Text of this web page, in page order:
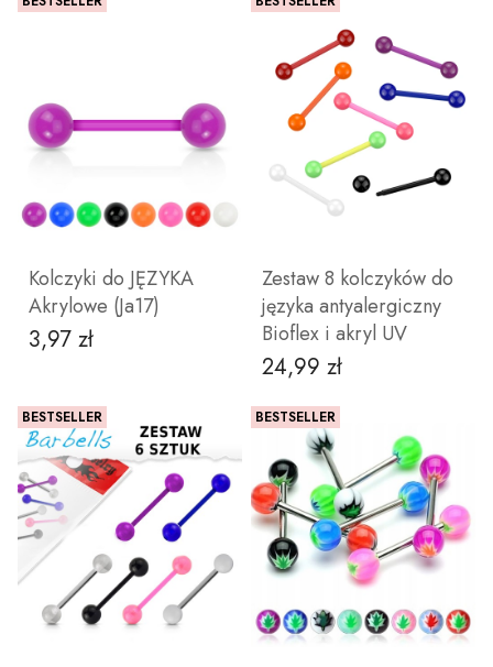
ZOBACZ PRODUKT
Kolczyki do JĘZYKA
Akrylowe (Ja17)
Cena
3,97 zł
ZOBACZ PRODUKT
Zestaw 8 kolczyków do
języka antyalergiczny
Bioflex i akryl UV
Cena
24,99 zł
DO KOSZYKA
BESTSELLER BESTSELLER